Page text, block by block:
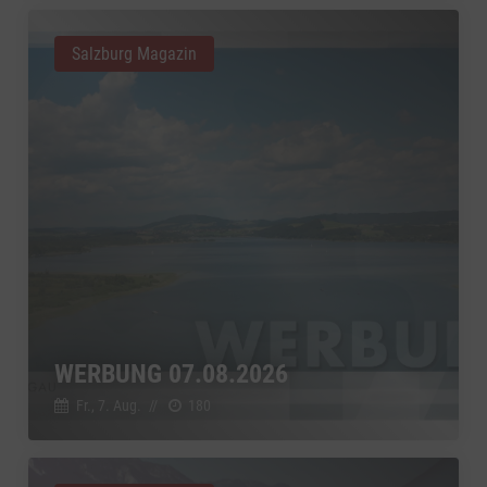
WERBUNG 07.08.2026
Salzburg Magazin